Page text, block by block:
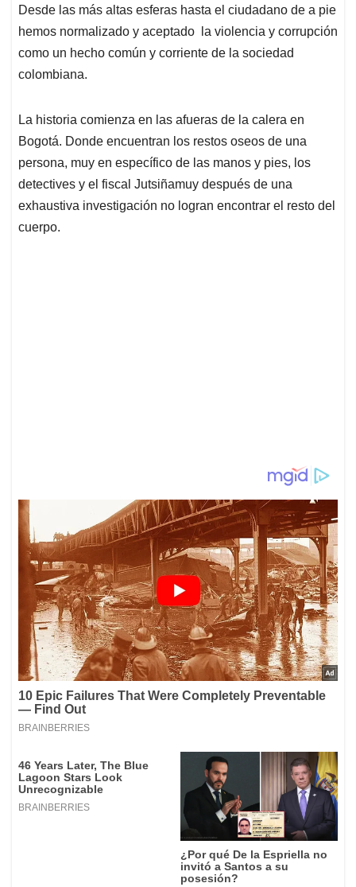
Desde las más altas esferas hasta el ciudadano de a pie
hemos normalizado y aceptado la violencia y corrupción
como un hecho común y corriente de la sociedad
colombiana.
La historia comienza en las afueras de la calera en
Bogotá. Donde encuentran los restos oseos de una
persona, muy en específico de las manos y pies, los
detectives y el fiscal Jutsiñamuy después de una
exhaustiva investigación no logran encontrar el resto del
cuerpo.